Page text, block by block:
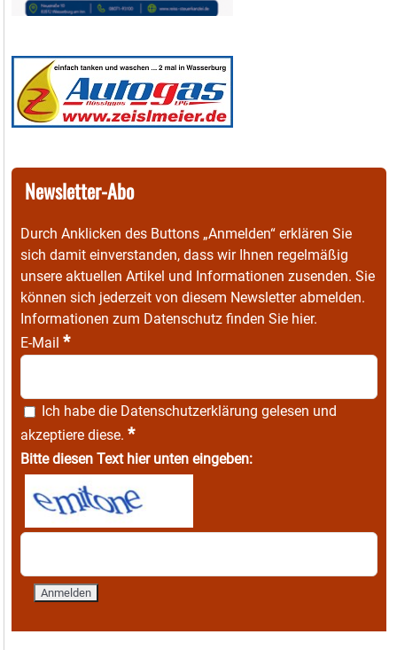
Newsletter-Abo
Durch Anklicken des Buttons „Anmelden“ erklären Sie
sich damit einverstanden, dass wir Ihnen regelmäßig
unsere aktuellen Artikel und Informationen zusenden. Sie
können sich jederzeit von diesem Newsletter abmelden.
Informationen zum Datenschutz finden Sie hier.
E-Mail *
Ich habe die Datenschutzerklärung gelesen und
akzeptiere diese. *
Bitte diesen Text hier unten eingeben: